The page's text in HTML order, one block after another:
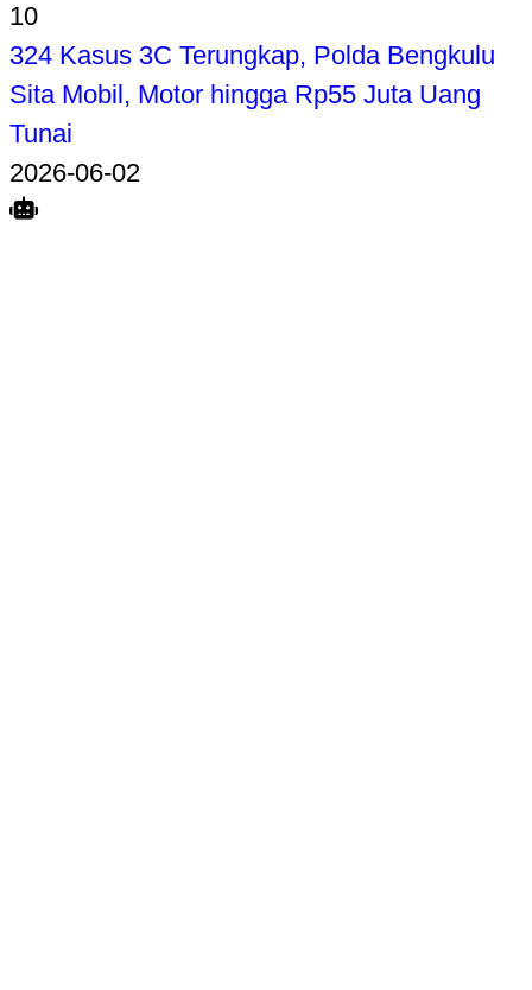
10
324 Kasus 3C Terungkap, Polda Bengkulu
Sita Mobil, Motor hingga Rp55 Juta Uang
Tunai
2026-06-02